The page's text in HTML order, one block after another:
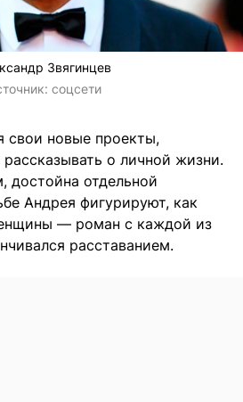
Звягинцев
соцсети
свои новые проекты,
о личной жизни.
достойна отдельной
Андрея фигурируют, как
— роман с каждой из
расставанием.